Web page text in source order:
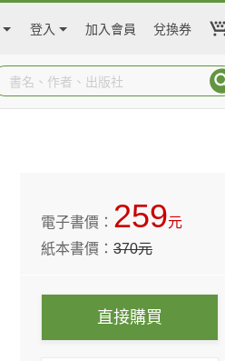
登入 加入會員 兌換券
電子書價： 259元
紙本書價：370元
直接購買